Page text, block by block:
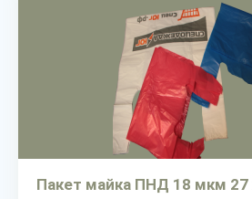
Пакет майка ПНД 18 мкм 27